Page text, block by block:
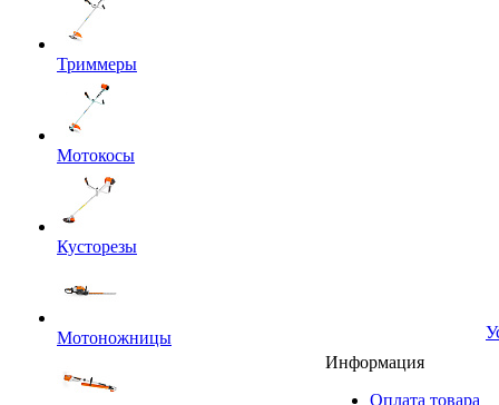
Триммеры
Мотокосы
Кусторезы
Мотоножницы
Информация
Оплата товара